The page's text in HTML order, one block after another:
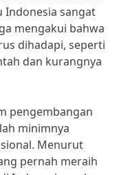
Indonesia sangat
mengakui bahwa
dihadapi, seperti
dan kurangnya
pengembangan
minimnya
Menurut
pernah meraih